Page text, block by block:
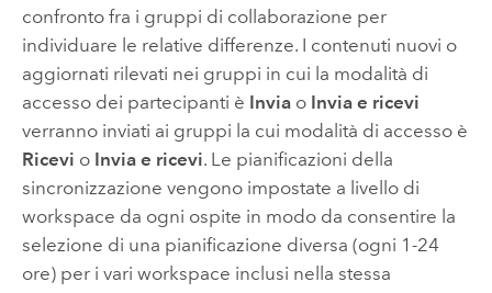
confronto fra i gruppi di collaborazione per
individuare le relative differenze. I contenuti nuovi o
aggiornati rilevati nei gruppi in cui la modalità di
accesso dei partecipanti è Inviao Invia e ricevi
verranno inviati ai gruppi la cui modalità di accesso è
Ricevi o Invia e ricevi. Le pianificazioni della
sincronizzazione vengono impostate a livello di
workspace da ogni ospite in modo da consentire la
selezione di una pianificazione diversa (ogni 1-24
ore) per i vari workspace inclusi nella stessa